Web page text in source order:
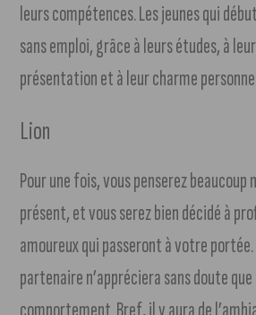
leurs compétences. Les jeunes qui
sans emploi, grâce à leurs études, à
présentation et à leur charme
Lion
Pour une fois, vous penserez beaucoup
présent, et vous serez bien décidé à
amoureux qui passeront à votre
partenaire n’appréciera sans doute